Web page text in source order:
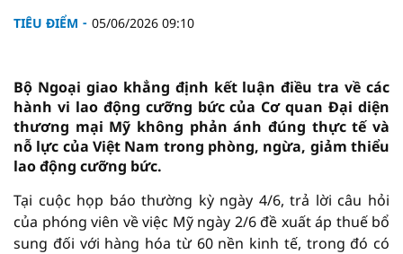
TIÊU ĐIỂM 05/06/2026 09:10
Bộ Ngoại giao khẳng định kết luận điều tra về các
hành vi lao động cưỡng bức của Cơ quan Đại diện
thương mại Mỹ không phản ánh đúng thực tế và
nỗ lực của Việt Nam trong phòng, ngừa, giảm thiểu
lao động cưỡng bức.
Tại cuộc họp báo thường kỳ ngày 4/6, trả lời câu hỏi
của phóng viên về việc Mỹ ngày 2/6 đề xuất áp thuế bổ
sung đối với hàng hóa từ 60 nền kinh tế, trong đó có